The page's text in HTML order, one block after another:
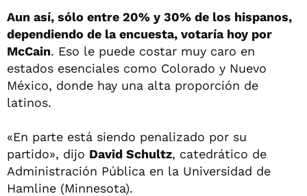
Aun así, sólo entre 20% y 30% de los hispanos,
dependiendo de la encuesta, votaría hoy por
McCain. Eso le puede costar muy caro en
estados esenciales como Colorado y Nuevo
México, donde hay una alta proporción de
latinos.
«En parte está siendo penalizado por su
partido», dijo David Schultz, catedrático de
Administración Pública en la Universidad de
Hamline (Minnesota).